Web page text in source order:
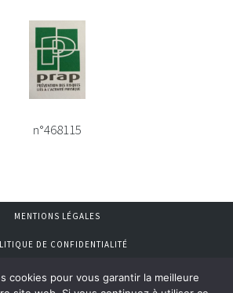
n°468115
MENTIONS LÉGALES
DE CONFIDENTIALITÉ
cookies pour vous garantir la meilleure